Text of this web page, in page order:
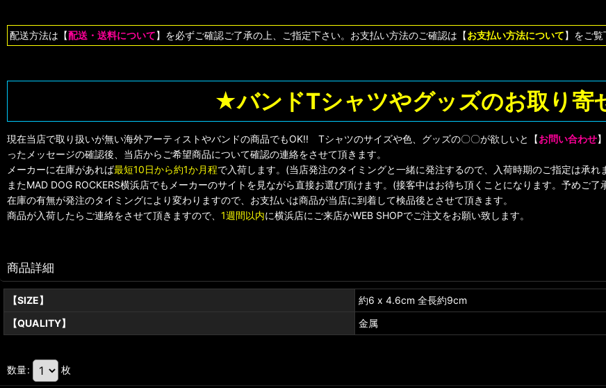
配送方法は【配送・送料について】を必ずご確認ご了承の上、ご指定下さい。お支払い方法のご確認は【お支払い方法について】をご覧
★バンドTシャツやグッズのお取り寄
現在当店で取り扱いが無い海外アーティストやバンドの商品でもOK!! Tシャツのサイズや色、グッズの〇〇が欲しいと【お問い合わせ
ったメッセージの確認後、当店からご希望商品について確認の連絡をさせて頂きます。
メーカーに在庫があれば最短10日から約1か月程で入荷します。(当店発注のタイミングと一緒に発注するので、入荷時期のご指定は承れ
またMAD DOG ROCKERS横浜店でもメーカーのサイトを見ながら直接お選び頂けます。(接客中はお待ち頂くことになります。予めご了
在庫の有無が発注のタイミングにより変わりますので、お支払いは商品が当店に到着して検品後とさせて頂きます。
商品が入荷したらご連絡をさせて頂きますので、 1週間以内に横浜店にご来店かWEB SHOPでご注文をお願い致します。
商品詳細
【SIZE】
約6 x 4.6cm 全長約9cm
【QUALITY】
金属
数量: 枚